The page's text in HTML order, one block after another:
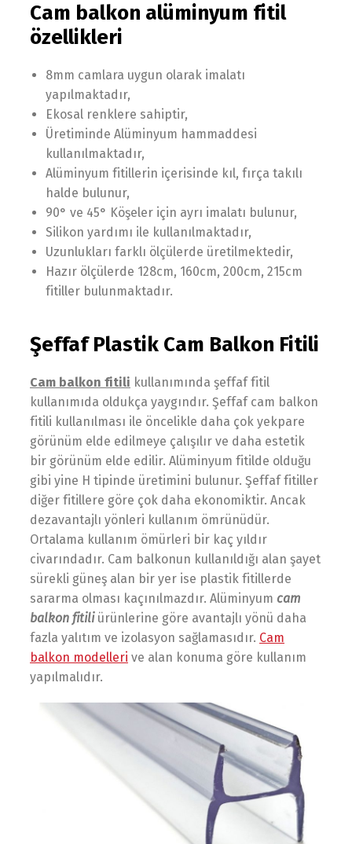
Cam balkon alüminyum fitil
özellikleri
8mm camlara uygun olarak imalatı
yapılmaktadır,
Ekosal renklere sahiptir,
Üretiminde Alüminyum hammaddesi
kullanılmaktadır,
Alüminyum fitillerin içerisinde kıl, fırça takılı
halde bulunur,
90° ve 45° Köşeler için ayrı imalatı bulunur,
Silikon yardımı ile kullanılmaktadır,
Uzunlukları farklı ölçülerde üretilmektedir,
Hazır ölçülerde 128cm, 160cm, 200cm, 215cm
fitiller bulunmaktadır.
Şeffaf Plastik Cam Balkon Fitili
Cam balkon fitili kullanımında şeffaf fitil
kullanımıda oldukça yaygındır. Şeffaf cam balkon
fitili kullanılması ile öncelikle daha çok yekpare
görünüm elde edilmeye çalışılır ve daha estetik
bir görünüm elde edilir. Alüminyum fitilde olduğu
gibi yine H tipinde üretimini bulunur. Şeffaf fitiller
diğer fitillere göre çok daha ekonomiktir. Ancak
dezavantajlı yönleri kullanım ömrünüdür.
Ortalama kullanım ömürleri bir kaç yıldır
civarındadır. Cam balkonun kullanıldığı alan şayet
sürekli güneş alan bir yer ise plastik fitillerde
sararma olması kaçınılmazdır. Alüminyum cam
balkon fitiliürünlerine göre avantajlı yönü daha
fazla yalıtım ve izolasyon sağlamasıdır. Cam
balkon modelleri ve alan konuma göre kullanım
yapılmalıdır.